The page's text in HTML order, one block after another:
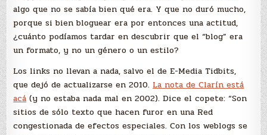
algo que no se sabía bien qué era. Y que no duró mucho,
porque si bien bloguear era por entonces una actitud,
¿cuánto podíamos tardar en descubrir que el “blog” era
un formato, y no un género o un estilo?
Los links no llevan a nada, salvo el de E-Media Tidbits,
que dejó de actualizarse en 2010. La nota de Clarín está
acá (y no estaba nada mal en 2002). Dice el copete: “Son
sitios de sólo texto que hacen furor en una Red
congestionada de efectos especiales. Con los weblogs se